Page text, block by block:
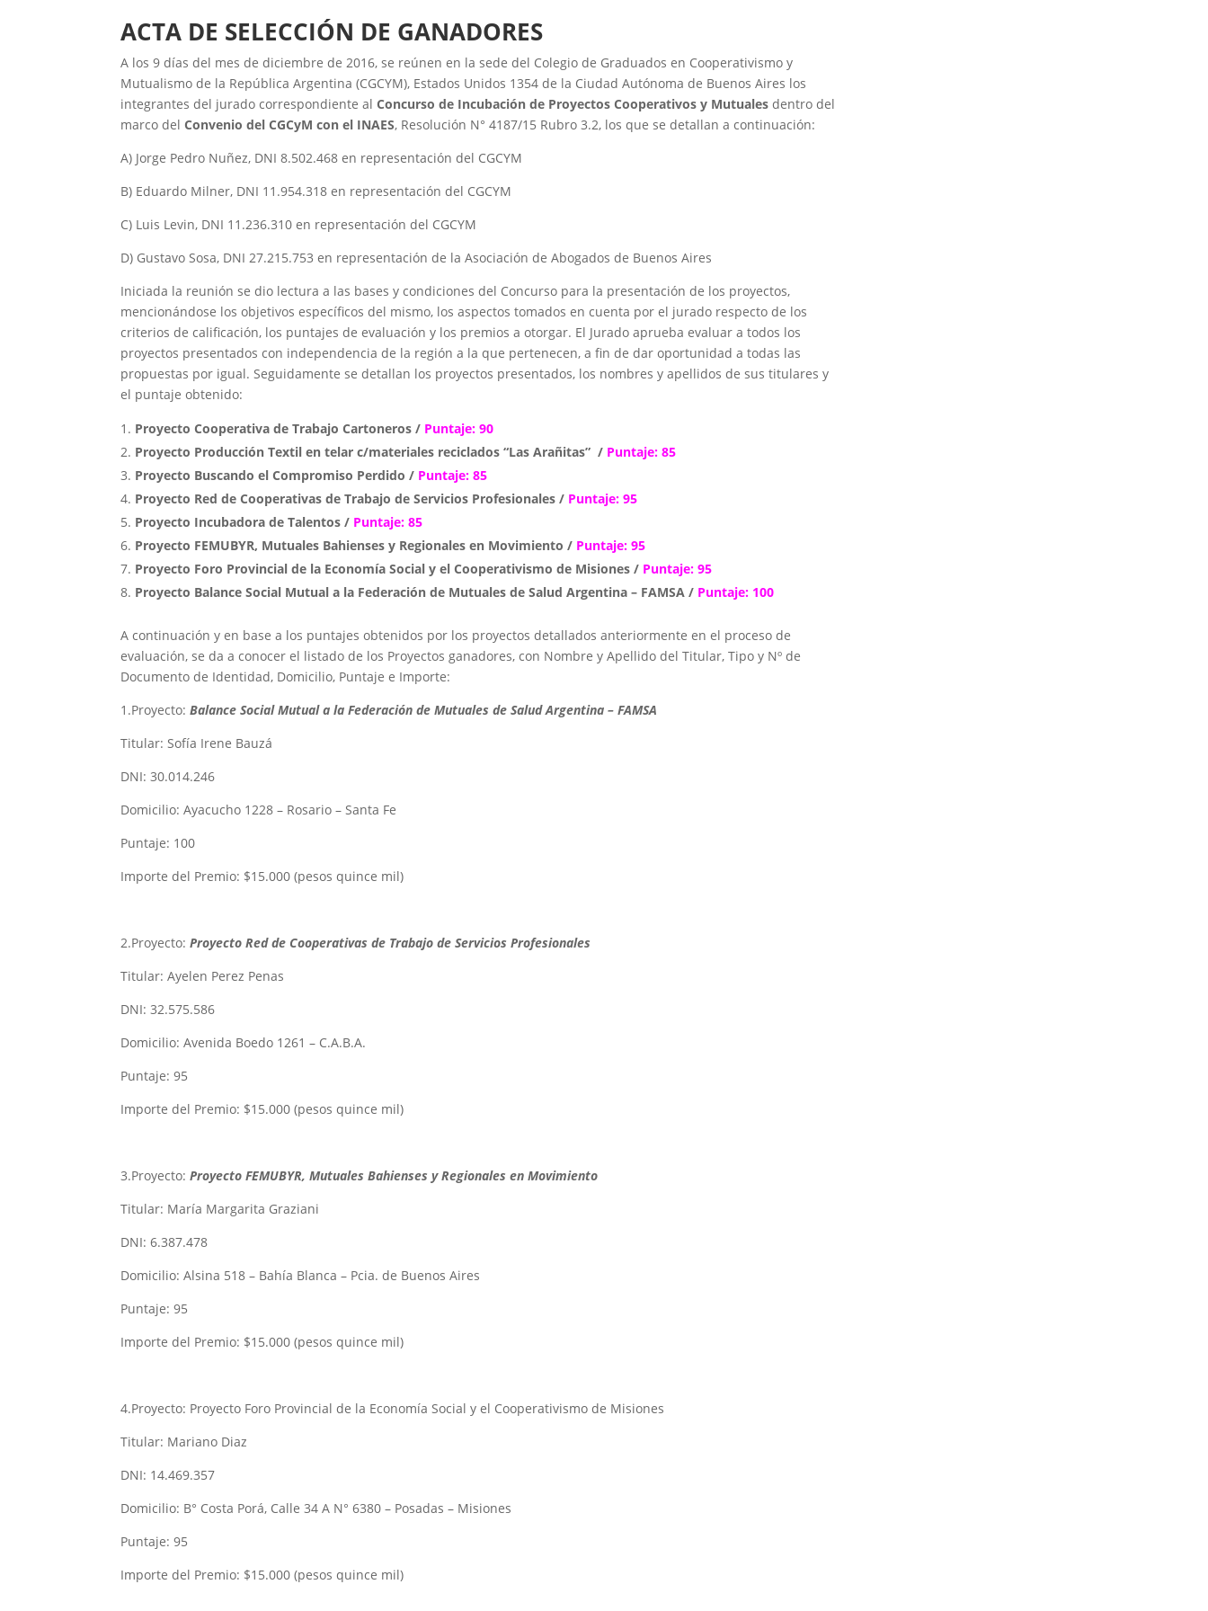
ACTA DE SELECCIÓN DE GANADORES
A los 9 días del mes de diciembre de 2016, se reúnen en la sede del Colegio de Graduados en Cooperativismo y
Mutualismo de la República Argentina (CGCYM), Estados Unidos 1354 de la Ciudad Autónoma de Buenos Aires los
integrantes del jurado correspondiente alConcurso de Incubación de Proyectos Cooperativos y Mutuales dentro del
marco del Convenio del CGCyM con el INAES, Resolución N° 4187/15 Rubro 3.2, los que se detallan a continuación:
A) Jorge Pedro Nuñez, DNI 8.502.468 en representación del CGCYM
B) Eduardo Milner, DNI 11.954.318 en representación del CGCYM
C) Luis Levin, DNI 11.236.310 en representación del CGCYM
D) Gustavo Sosa, DNI 27.215.753 en representación de la Asociación de Abogados de Buenos Aires
Iniciada la reunión se dio lectura a las bases y condiciones del Concurso para la presentación de los proyectos,
mencionándose los objetivos específicos del mismo, los aspectos tomados en cuenta por el jurado respecto de los
criterios de calificación, los puntajes de evaluación y los premios a otorgar. El Jurado aprueba evaluar a todos los
proyectos presentados con independencia de la región a la que pertenecen, a fin de dar oportunidad a todas las
propuestas por igual. Seguidamente se detallan los proyectos presentados, los nombres y apellidos de sus titulares y
el puntaje obtenido:
Proyecto Cooperativa de Trabajo Cartoneros / Puntaje: 90
Proyecto Producción Textil en telar c/materiales reciclados “Las Arañitas” / Puntaje: 85
Proyecto Buscando el Compromiso Perdido / Puntaje: 85
Proyecto Red de Cooperativas de Trabajo de Servicios Profesionales / Puntaje: 95
Proyecto Incubadora de Talentos / Puntaje: 85
Proyecto FEMUBYR, Mutuales Bahienses y Regionales en Movimiento / Puntaje: 95
Proyecto Foro Provincial de la Economía Social y el Cooperativismo de Misiones / Puntaje: 95
Proyecto Balance Social Mutual a la Federación de Mutuales de Salud Argentina – FAMSA / Puntaje: 100
A continuación y en base a los puntajes obtenidos por los proyectos detallados anteriormente en el proceso de
evaluación, se da a conocer el listado de los Proyectos ganadores, con Nombre y Apellido del Titular, Tipo y Nº de
Documento de Identidad, Domicilio, Puntaje e Importe:
1.Proyecto:Balance Social Mutual a la Federación de Mutuales de Salud Argentina – FAMSA
Titular: Sofía Irene Bauzá
DNI: 30.014.246
Domicilio: Ayacucho 1228 – Rosario – Santa Fe
Puntaje: 100
Importe del Premio: $15.000 (pesos quince mil)
2.Proyecto:Proyecto Red de Cooperativas de Trabajo de Servicios Profesionales
Titular: Ayelen Perez Penas
DNI: 32.575.586
Domicilio: Avenida Boedo 1261 – C.A.B.A.
Puntaje: 95
Importe del Premio: $15.000 (pesos quince mil)
3.Proyecto:Proyecto FEMUBYR, Mutuales Bahienses y Regionales en Movimiento
Titular: María Margarita Graziani
DNI: 6.387.478
Domicilio: Alsina 518 – Bahía Blanca – Pcia. de Buenos Aires
Puntaje: 95
Importe del Premio: $15.000 (pesos quince mil)
4.Proyecto: Proyecto Foro Provincial de la Economía Social y el Cooperativismo de Misiones
Titular: Mariano Diaz
DNI: 14.469.357
Domicilio: B° Costa Porá, Calle 34 A N° 6380 – Posadas – Misiones
Puntaje: 95
Importe del Premio: $15.000 (pesos quince mil)